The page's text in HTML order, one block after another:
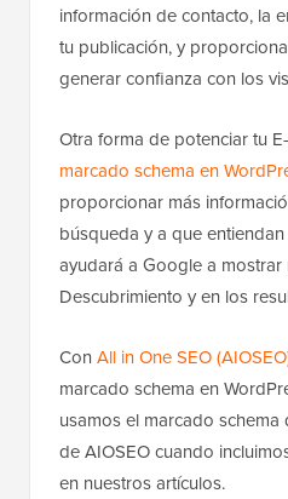
información de contacto, la
tu publicación, y
generar confianza con los
Otra forma de potenciar tu
marcado schema en
proporcionar más
búsqueda y a que
ayudará a Google a
Descubrimiento y en los
Con All in One SEO
marcado schema en
usamos el marcado
de AIOSEO cuando
en nuestros artículos.